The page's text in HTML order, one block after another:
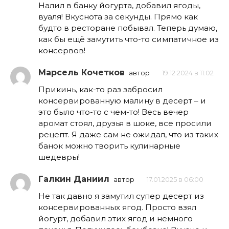
Налил в банку йогурта, добавил ягоды,
вуаля! Вкуснота за секунды. Прямо как
будто в ресторане побывал. Теперь думаю,
как бы ещё замутить что-то симпатичное из
консервов!
Марсель Кочетков автор 19.12.2024 в 11:02
Прикинь, как-то раз забросил
консервированную малину в десерт – и
это было что-то с чем-то! Весь вечер
аромат стоял, друзья в шоке, все просили
рецепт. Я даже сам не ожидал, что из таких
банок можно творить кулинарные
шедевры!
Галкин Даниил автор 17.01.2025 в 06:00
Не так давно я замутил супер десерт из
консервированных ягод. Просто взял
йогурт, добавил этих ягод и немного